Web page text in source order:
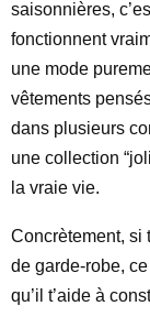
saisonnières,
fonctionnent
une mode
vêtements
dans plusieurs
une collection
la vraie vie.
Concrètement, si
de garde-robe,
qu’il t’aide à